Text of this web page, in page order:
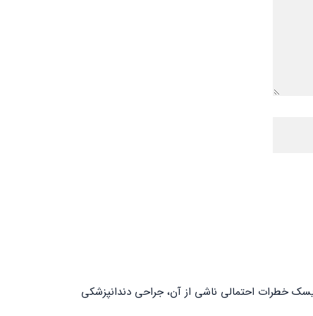
خطرات احتمالی ناشی از آن، جراحی دندانپزشکی